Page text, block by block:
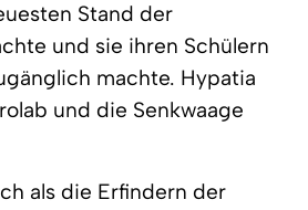
Stand der
und sie ihren Schülern
machte. Hypatia
und die Senkwaage
als die Erfindern der